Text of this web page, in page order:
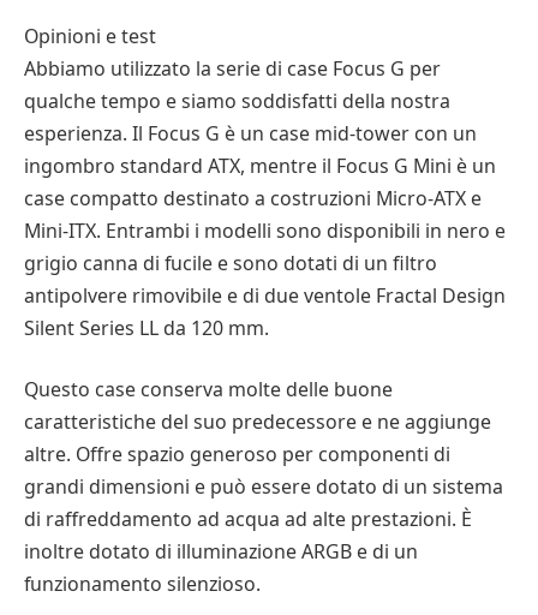
Opinioni e test
Abbiamo utilizzato la serie di case Focus G per
qualche tempo e siamo soddisfatti della nostra
esperienza. Il Focus G è un case mid-tower con un
ingombro standard ATX, mentre il Focus G Mini è un
case compatto destinato a costruzioni Micro-ATX e
Mini-ITX. Entrambi i modelli sono disponibili in nero e
grigio canna di fucile e sono dotati di un filtro
antipolvere rimovibile e di due ventole Fractal Design
Silent Series LL da 120 mm.
Questo case conserva molte delle buone
caratteristiche del suo predecessore e ne aggiunge
altre. Offre spazio generoso per componenti di
grandi dimensioni e può essere dotato di un sistema
di raffreddamento ad acqua ad alte prestazioni. È
inoltre dotato di illuminazione ARGB e di un
funzionamento silenzioso.